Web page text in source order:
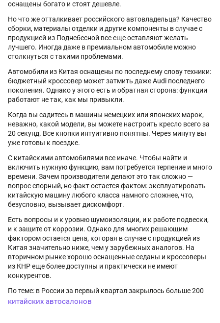
оснащены богато и стоят дешевле.
Но что же отталкивает российского автовладельца? Качество
сборки, материалы отделки и другие компоненты в случае с
продукцией из Поднебесной все еще оставляют желать
лучшего. Иногда даже в премиальном автомобиле можно
столкнуться с такими проблемами.
Автомобили из Китая оснащены по последнему слову техники:
бюджетный кроссовер может затмить даже Audi последнего
поколения. Однако у этого есть и обратная сторона: функции
работают не так, как мы привыкли.
Когда вы садитесь в машины немецких или японских марок,
неважно, какой модели, вы можете настроить кресло всего за
20 секунд. Все кнопки интуитивно понятны. Через минуту вы
уже готовы к поездке.
С китайскими автомобилями все иначе. Чтобы найти и
включить нужную функцию, вам потребуется терпение и много
времени. Зачем производители делают это так сложно —
вопрос спорный, но факт остается фактом: эксплуатировать
китайскую машину любого класса намного сложнее, что,
безусловно, вызывает дискомфорт.
Есть вопросы и к уровню шумоизоляции, и к работе подвески,
и к защите от коррозии. Однако для многих решающим
фактором остается цена, которая в случае с продукцией из
Китая значительно ниже, чем у зарубежных аналогов. На
вторичном рынке хорошо оснащенные седаны и кроссоверы
из КНР еще более доступны и практически не имеют
конкурентов.
По теме: в России за первый квартал закрылось больше 200
китайских автосалонов